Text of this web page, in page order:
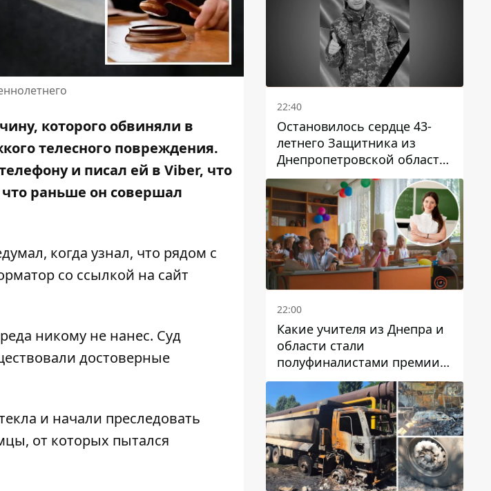
которого обвиняли в
телесного повреждения.
и писал ей в Viber, что
раньше он совершал
когда узнал, что рядом с
со ссылкой на сайт
никому не нанес. Суд
достоверные
и начали преследовать
от которых пытался
22:40
Остановилось сердце 43-
летнего Защитника из
Днепропетровской области
Евгения Зинченко
22:00
Какие учителя из Днепра и
области стали
полуфиналистами премии
Global Teacher Prize Ukraine
2026